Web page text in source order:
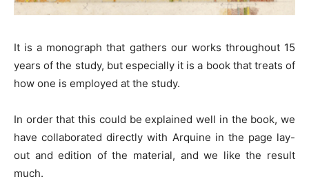
It is a monograph that gathers our works throughout 15
years of the study, but especially it is a book that treats of
how one is employed at the study.
In order that this could be explained well in the book, we
have collaborated directly with Arquine in the page lay-
out and edition of the material, and we like the result
much.